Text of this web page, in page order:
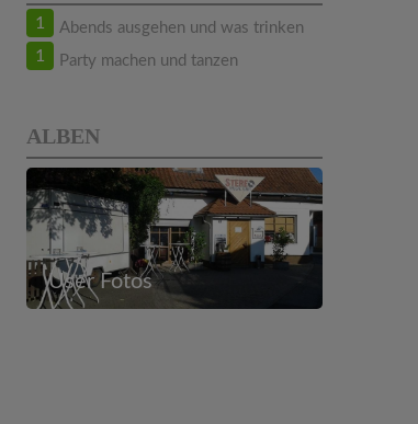
1 Abends ausgehen und was trinken
1 Party machen und tanzen
ALBEN
User Fotos